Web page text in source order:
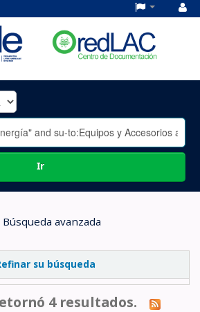
Ir
Búsqueda avanzada
su búsqueda
4 resultados.